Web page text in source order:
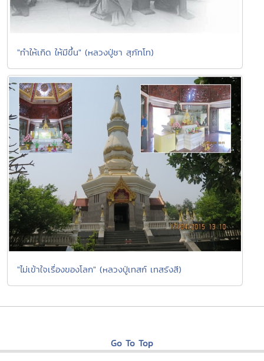
"ทำให้เกิด ให้มีขึ้น" (หลวงปู่ชา สุภัทโท)
"ไม่เข้าใจเรื่องของโลก" (หลวงปู่เทสก์ เทสรังสี)
Go To Top